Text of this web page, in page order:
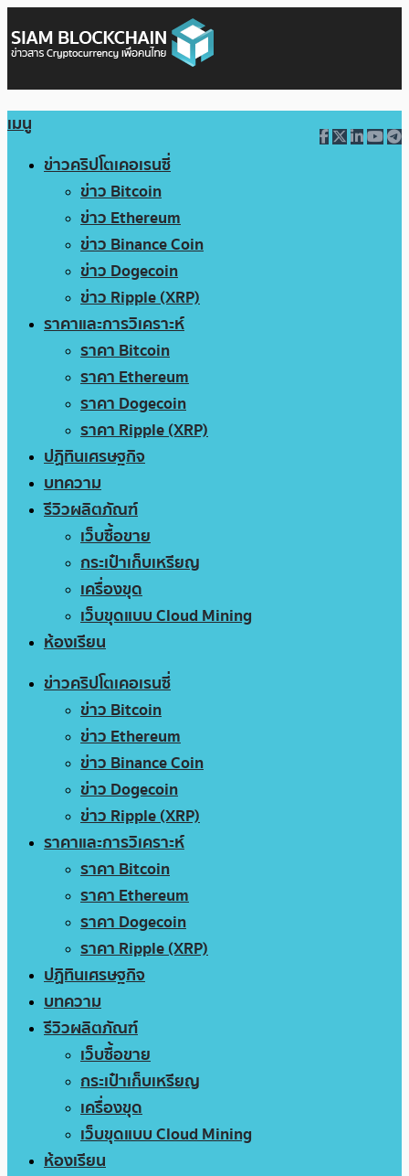
เมนู
ข่าวคริปโตเคอเรนซี่
ข่าว Bitcoin
ข่าว Ethereum
ข่าว Binance Coin
ข่าว Dogecoin
ข่าว Ripple (XRP)
ราคาและการวิเคราะห์
ราคา Bitcoin
ราคา Ethereum
ราคา Dogecoin
ราคา Ripple (XRP)
ปฏิทินเศรษฐกิจ
บทความ
รีวิวผลิตภัณฑ์
เว็บซื้อขาย
กระเป๋าเก็บเหรียญ
เครื่องขุด
เว็บขุดแบบ Cloud Mining
ห้องเรียน
ข่าวคริปโตเคอเรนซี่
ข่าว Bitcoin
ข่าว Ethereum
ข่าว Binance Coin
ข่าว Dogecoin
ข่าว Ripple (XRP)
ราคาและการวิเคราะห์
ราคา Bitcoin
ราคา Ethereum
ราคา Dogecoin
ราคา Ripple (XRP)
ปฏิทินเศรษฐกิจ
บทความ
รีวิวผลิตภัณฑ์
เว็บซื้อขาย
กระเป๋าเก็บเหรียญ
เครื่องขุด
เว็บขุดแบบ Cloud Mining
ห้องเรียน